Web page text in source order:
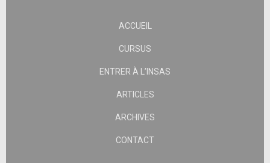
ACCUEIL
CURSUS
ENTRER À L’INSAS
ARTICLES
ARCHIVES
CONTACT